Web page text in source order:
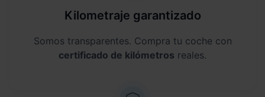
Kilometraje garantizado
Somos transparentes. Compra tu coche con
certificado de kilómetros reales.